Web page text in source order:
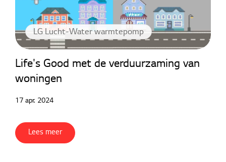
LG Lucht-Water warmtepomp
Life's Good met de verduurzaming van
woningen
17 apr. 2024
Lees meer